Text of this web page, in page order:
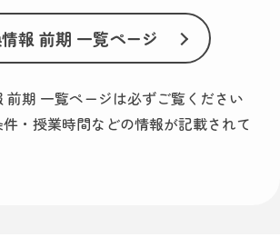
報 前期 一覧ページ
期 一覧ページは必ずご覧ください
件・授業時間などの情報が記載されて